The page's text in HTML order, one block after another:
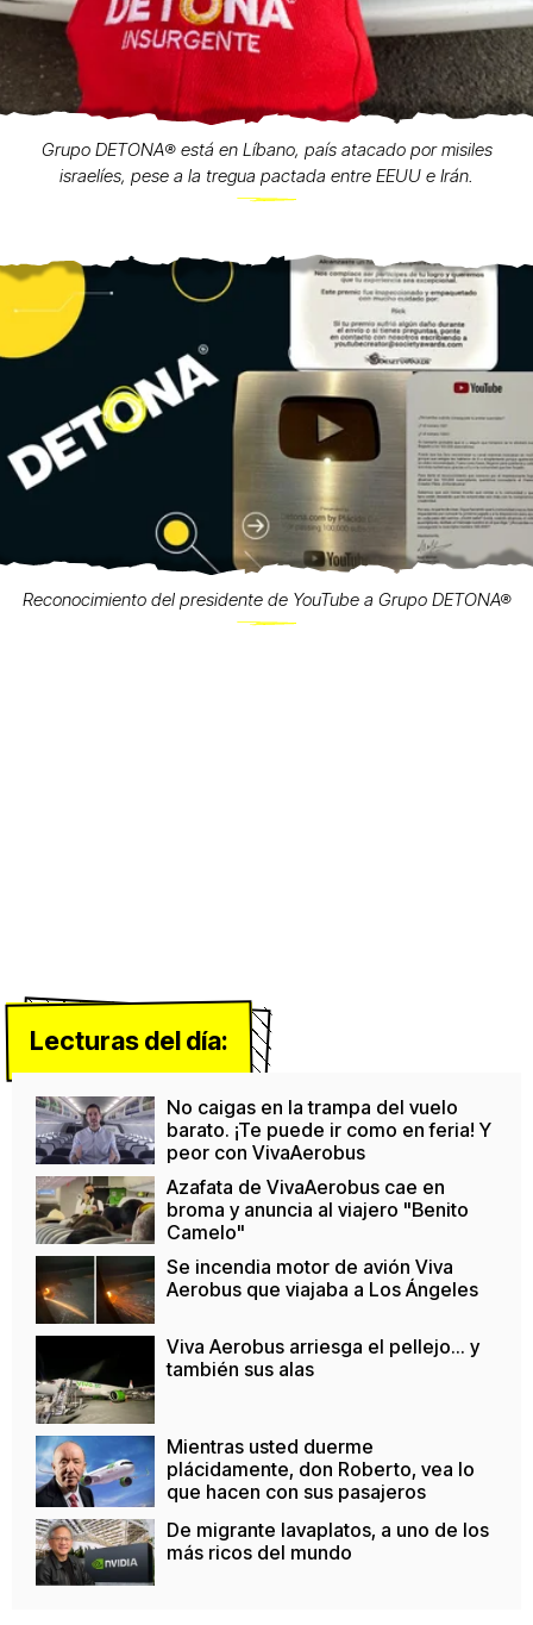
Grupo DETONA®️ está en Líbano, país atacado por misiles
israelíes, pese a la tregua pactada entre EEUU e Irán.
Reconocimiento del presidente de YouTube a Grupo DETONA®
Lecturas del día:
No caigas en la trampa del vuelo
barato. ¡Te puede ir como en feria! Y
peor con VivaAerobus
Azafata de VivaAerobus cae en
broma y anuncia al viajero "Benito
Camelo"
Se incendia motor de avión Viva
Aerobus que viajaba a Los Ángeles
Viva Aerobus arriesga el pellejo... y
también sus alas
Mientras usted duerme
plácidamente, don Roberto, vea lo
que hacen con sus pasajeros
De migrante lavaplatos, a uno de los
más ricos del mundo